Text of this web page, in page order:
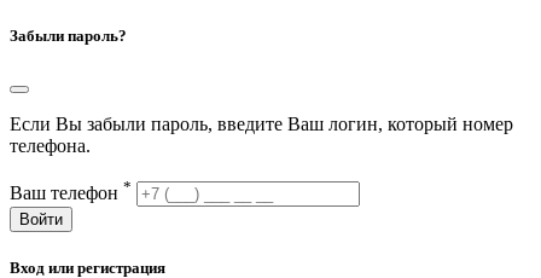
Забыли пароль?
Если Вы забыли пароль, введите Ваш логин, который номер
телефона.
Ваш телефон *
Войти
Вход или регистрация